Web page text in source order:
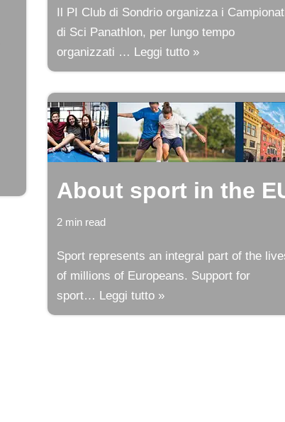
Il PI Club di Sondrio organizza i
di Sci Panathlon, per lungo tempo
organizzati … Leggi tutto »
About sport in the
2 min read
Sport represents an integral part of the
of millions of Europeans. Support for
sport… Leggi tutto »